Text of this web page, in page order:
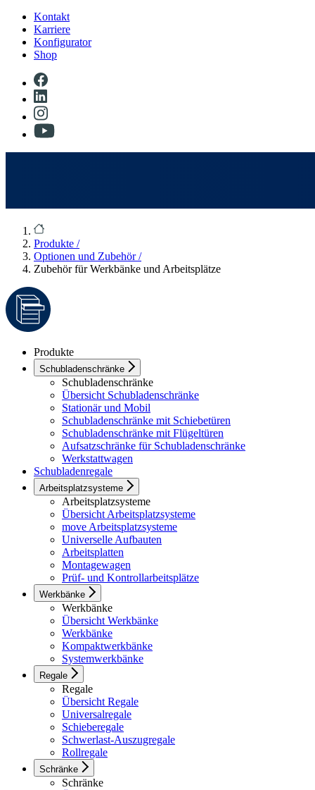
Kontakt
Karriere
Konfigurator
Shop
Produkte /
Optionen und Zubehör/
Zubehör für Werkbänke und Arbeitsplätze
Produkte
Schubladenschränke
Schubladenschränke
Übersicht Schubladenschränke
Stationär und Mobil
Schubladenschränke mit Schiebetüren
Schubladenschränke mit Flügeltüren
Aufsatzschränke für Schubladenschränke
Werkstattwagen
Schubladenregale
Arbeitsplatzsysteme
Arbeitsplatzsysteme
Übersicht Arbeitsplatzsysteme
move Arbeitsplatzsysteme
Universelle Aufbauten
Arbeitsplatten
Montagewagen
Prüf- und Kontrollarbeitsplätze
Werkbänke
Werkbänke
Übersicht Werkbänke
Werkbänke
Kompaktwerkbänke
Systemwerkbänke
Regale
Regale
Übersicht Regale
Universalregale
Schieberegale
Schwerlast-Auszugregale
Rollregale
Schränke
Schränke